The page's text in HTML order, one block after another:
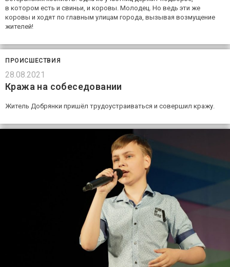
в котором есть и свиньи, и коровы. Молодец. Но ведь эти же
коровы и ходят по главным улицам города, вызывая возмущение
жителей!
ПРОИСШЕСТВИЯ
28.08.2021
Кража на собеседовании
Житель Добрянки пришёл трудоустраиваться и совершил кражу.